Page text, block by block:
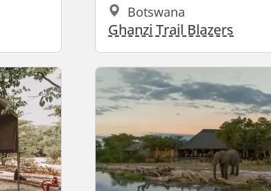
Botswana
Ghanzi Trail Blazers